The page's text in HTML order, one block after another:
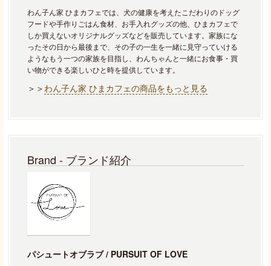
わん子ん家 ひまカフェでは、犬の健康を考えたこだわりのドッグ
フードや手作りごはん食材、お手入れグッズの他、ひまカフェで
しか買えないオリジナルグッズなどを販売しています。家族にな
ったその日から最後まで、その子の一生を一緒に見守っていける
ようなもう一つの家族を目指し、わんちゃんと一緒にお食事・買
い物ができる楽しいひと時を提供しています。
＞＞ わん子ん家 ひまカフェの商品をもっと見る
Brand - ブランド紹介
パシュートオブラブ / PURSUIT OF LOVE